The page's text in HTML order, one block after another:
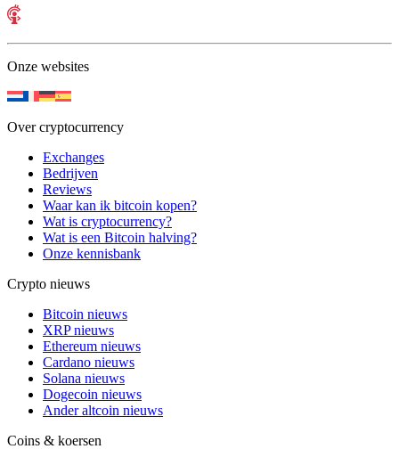
Onze websites
Over cryptocurrency
Exchanges
Bedrijven
Reviews
Waar kan ik bitcoin kopen?
Wat is cryptocurrency?
Wat is een Bitcoin halving?
Onze kennisbank
Crypto nieuws
Bitcoin nieuws
XRP nieuws
Ethereum nieuws
Cardano nieuws
Solana nieuws
Dogecoin nieuws
Ander altcoin nieuws
Coins & koersen